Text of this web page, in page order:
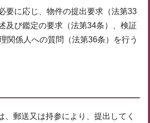
要に応じ、物件の提出要求（法第33
及び鑑定の要求（法第34条）、検証
関係人への質問（法第36条）を行う
、郵送又は持参により、提出してく